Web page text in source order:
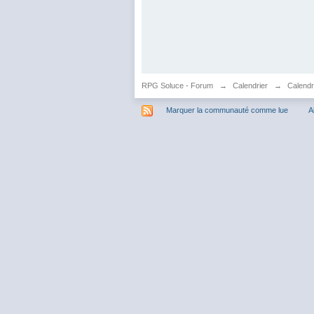
RPG Soluce - Forum → Calendrier →
Marquer la communauté comme lue